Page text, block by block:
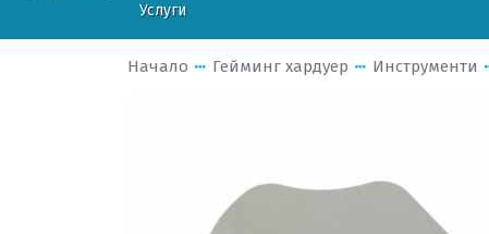
Услуги
Начало Гейминг хардуер Инструменти